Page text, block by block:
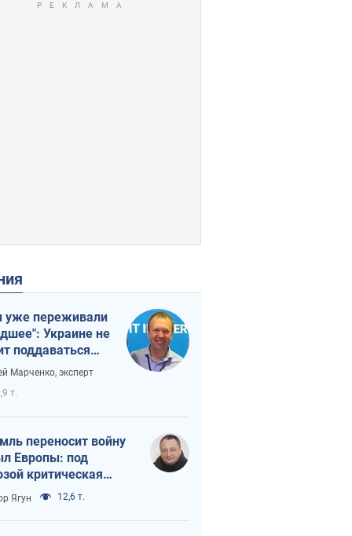
переживали
Украине не
поддаваться
из-за
Марченко, эксперт
т.
переносит войну
Европы: под
критическая
Ягун 12,6 т.